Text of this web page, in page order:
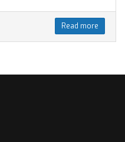
Read more